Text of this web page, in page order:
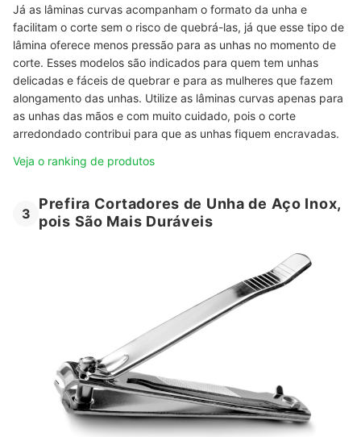
Já as lâminas curvas acompanham o formato da unha e
facilitam o corte sem o risco de quebrá-las, já que esse tipo de
lâmina oferece menos pressão para as unhas no momento de
corte. Esses modelos são indicados para quem tem unhas
delicadas e fáceis de quebrar e para as mulheres que fazem
alongamento das unhas. Utilize as lâminas curvas apenas para
as unhas das mãos e com muito cuidado, pois o corte
arredondado contribui para que as unhas fiquem encravadas.
Veja o ranking de produtos
3
Prefira Cortadores de Unha de Aço Inox,
pois São Mais Duráveis